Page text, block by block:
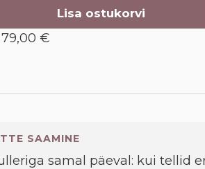
Lisa ostukorvi
79,00 €
SAAMINE
samal päeval: kui tellid